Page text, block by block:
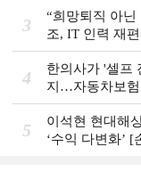
3
“희망퇴직 아
조, IT 인력 재
권 하투(夏鬪)]
4
한의사가 '셀프
지…자동차보험
도입 초읽기]
5
이석현 현대해
‘수익 다변화ʼ